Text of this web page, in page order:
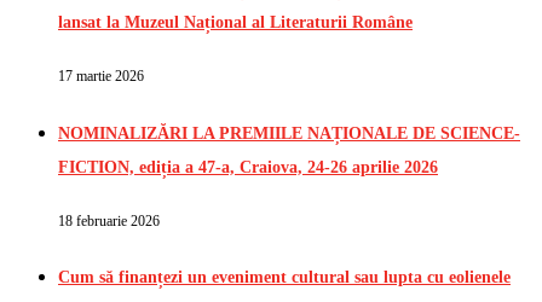
lansat la Muzeul Național al Literaturii Române
17 martie 2026
NOMINALIZĂRI LA PREMIILE NAȚIONALE DE SCIENCE-
FICTION, ediția a 47-a, Craiova, 24-26 aprilie 2026
18 februarie 2026
Cum să finanțezi un eveniment cultural sau lupta cu eolienele